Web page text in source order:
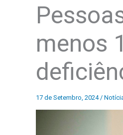
menos
17 de Setembro, 2024 /